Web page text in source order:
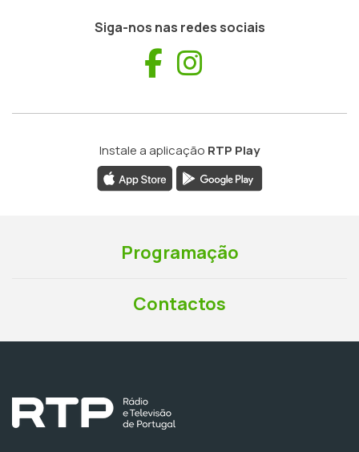
Siga-nos nas redes sociais
Facebook
Instale a aplicação RTP Play
Programação
Contactos